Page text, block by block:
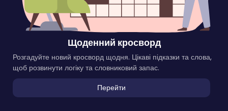
Щоденний кросворд
Розгадуйте новий кросворд щодня. Цікаві підказки та слова,
щоб розвинути логіку та словниковий запас.
Перейти